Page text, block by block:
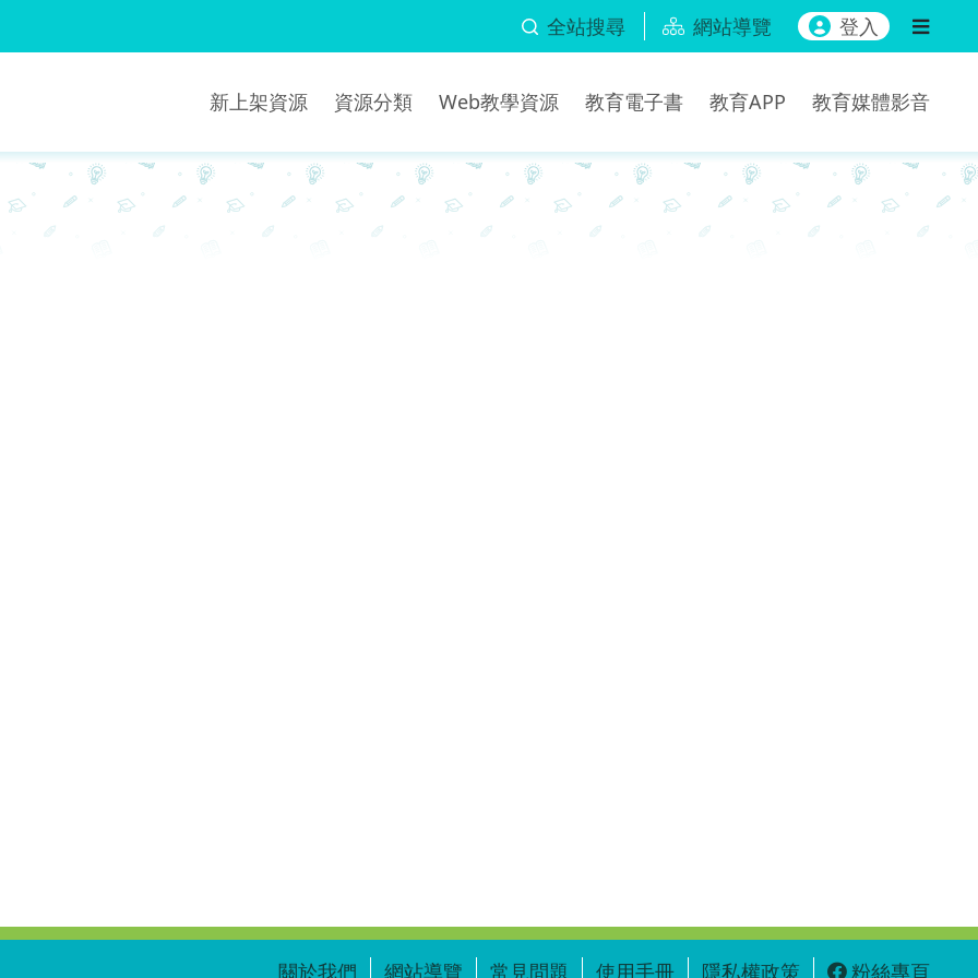
全站搜尋 網站導覽 登入
新上架資源 資源分類 Web教學資源 教育電子書 教育APP 教育媒體影音
關於我們 網站導覽 常見問題 使用手冊 隱私權政策 粉絲專頁